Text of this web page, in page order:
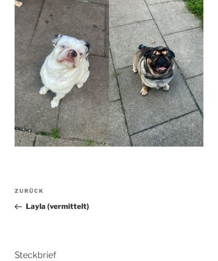
Beitragsnavigation
Vorheriger
Beitrag
ZURÜCK
Layla (vermittelt)
Steckbrief